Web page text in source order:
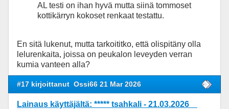
AL testi on ihan hyvä mutta siinä tommoset
kottikärryn kokoset renkaat testattu.
En sitä lukenut, mutta tarkoititko, että olispitäny olla
lelurenkaita, joissa on peukalon leveyden verran
kumia vanteen alla?
#17 kirjoittanut Ossi66 21 Mar 2026
Lainaus käyttäjältä: ***** tsahkali - 21.03.2026